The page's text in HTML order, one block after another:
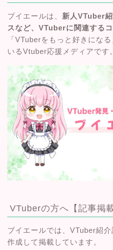
ブイエールは、 新人VTuber
スなど、VTuberに関連する
「VTuberをもっと好きにな
いるVtuber応援メディアです。
VTuberの方へ【記事掲載
ブイエールでは、VTuber紹
作成して掲載しています。